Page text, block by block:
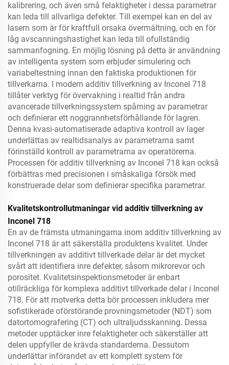
kalibrering, och även små felaktigheter i dessa parametrar
kan leda till allvarliga defekter. Till exempel kan en del av
lasern som är för kraftfull orsaka övermältning, och en för
låg avscanningshastighet kan leda till ofullständig
sammanfogning. En möjlig lösning på detta är användning
av intelligenta system som erbjuder simulering och
variabeltestning innan den faktiska produktionen för
tillverkarna. I modern additiv tillverkning av Inconel 718
tillåter verktyg för övervakning i realtid från andra
avancerade tillverkningssystem spårning av parametrar
och definierar ett noggrannhetsförhållande för lagren.
Denna kvasi-automatiserade adaptiva kontroll av lager
underlättas av realtidsanalys av parametrarna samt
förinställd kontroll av parametrarna av operatörerna.
Processen för additiv tillverkning av Inconel 718 kan också
förbättras med precisionen i småskaliga försök med
konstruerade delar som definierar specifika parametrar.
Kvalitetskontrollutmaningar vid additiv tillverkning av
Inconel 718
En av de främsta utmaningarna inom additiv tillverkning av
Inconel 718 är att säkerställa produktens kvalitet. Under
tillverkningen av additivt tillverkade delar är det mycket
svårt att identifiera inre defekter, såsom mikrorevor och
porositet. Kvalitetsinspektionsmetoder är enbart
otillräckliga för komplexa additivt tillverkade delar i Inconel
718. För att motverka detta bör processen inkludera mer
sofistikerade oförstörande provningsmetoder (NDT) som
datortomografering (CT) och ultraljudsskanning. Dessa
metoder upptäcker inre felaktigheter och säkerställer att
delen uppfyller de krävda standarderna. Dessutom
underlättar införandet av ett komplett system för